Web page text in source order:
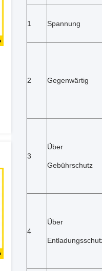
1 Spannung
2 Gegenwärtig
3
Über
Gebührschutz
4
Über